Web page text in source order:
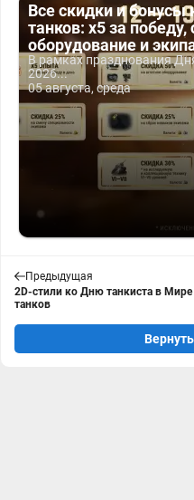
Все скидки и
танков: x5 за победу,
оборудование и
В рамках празднования
2026...
05 августа, среда
Предыдущая
2D-стили ко Дню танкиста в Мире
танков